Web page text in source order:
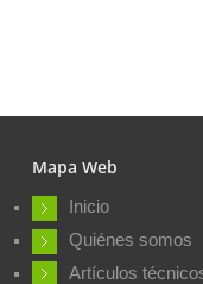
Mapa Web
Inicio
Quiénes somos
Artículos